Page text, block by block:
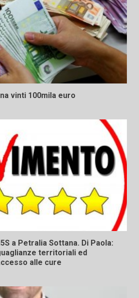
vinti 100mila euro
a Petralia Sottana. Di Paola:
territoriali ed
alle cure